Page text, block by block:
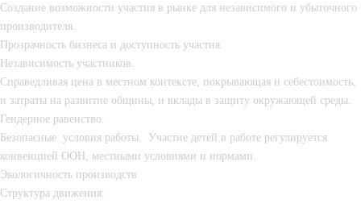
Создание возможности участия в рынке для независимого и убыточного
производителя.
Прозрачность бизнеса и доступность участия.
Независимость участников.
Справедливая цена в местном контексте, покрывающая и себестоимость,
и затраты на развитие общины, и вклады в защиту окружающей среды.
Гендерное равенство.
Безопасные  условия работы.  Участие детей в работе регулируется
конвенцией ООН, местными условиями и нормами.
Экологичность производств
Структура движения: